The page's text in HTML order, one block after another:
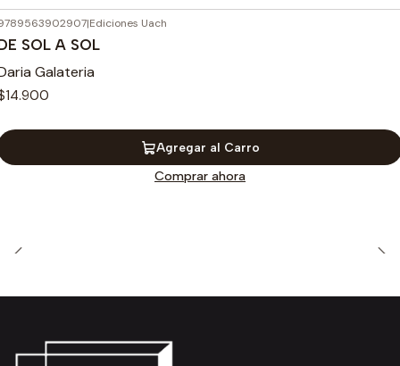
|Ediciones Uach
SOL A SOL
Galateria
Agregar al Carro
Comprar ahora